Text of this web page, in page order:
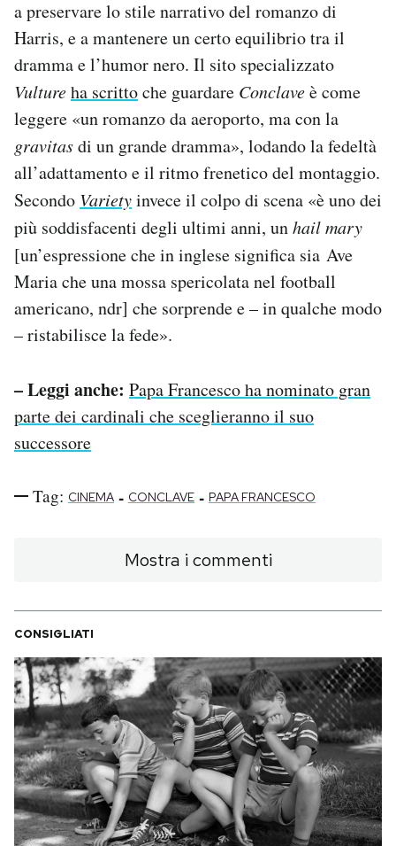
a preservare lo stile narrativo del romanzo di
Harris, e a mantenere un certo equilibrio tra il
dramma e l’humor nero. Il sito specializzato
Vultureha scrittoche guardare Conclaveè come
leggere «un romanzo da aeroporto, ma con la
gravitasdi un grande dramma», lodando la fedeltà
all’adattamento e il ritmo frenetico del montaggio.
Secondo Varietyinvece il colpo di scena «è uno dei
più soddisfacenti degli ultimi anni, unhail mary
[un’espressione che in inglese significa sia Ave
Maria che una mossa spericolata nel football
americano, ndr] che sorprende e – in qualche modo
– ristabilisce la fede».
– Leggi anche: Papa Francesco ha nominato gran
parte dei cardinali che sceglieranno il suo
successore
Tag: CINEMA - CONCLAVE - PAPA FRANCESCO
Mostra i commenti
CONSIGLIATI